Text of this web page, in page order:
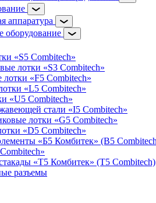
аппаратура
оборудование
«S5 Combitech»
лотки «S3 Combitech»
«F5 Combitech»
«L5 Combitech»
«U5 Combitech»
стали «I5 Combitech»
лотки «G5 Combitech»
«D5 Combitech»
«Б5 Комбитек» (B5
«Т5 Комбитек» (T5 Combitech)
разъемы